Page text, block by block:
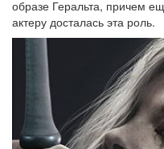
образе Геральта, причем
актеру досталась эта роль.